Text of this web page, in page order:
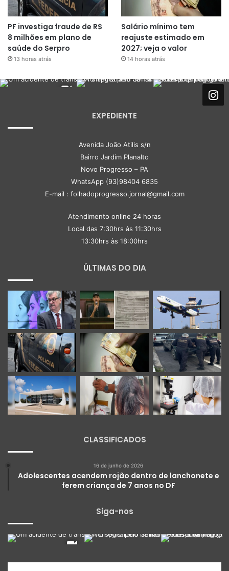
PF investiga fraude de R$
8 milhões em plano de
saúde do Serpro
13 horas atrás
Salário mínimo tem
reajuste estimado em
2027; veja o valor
14 horas atrás
EXPEDIENTE
Avenida João Atilis s/n
Bairro Jardim Planalto
Novo Progresso – PA
WhatsApp (93)98404 6835
E-mail : folhadoprogresso.jornal@gmail.com
Atendimento online 24 horas
Local das 7:30hrs às 11:30hrs
13:30hrs às 18:00hrs
ÚLTIMAS DO DIA
CLASSIFICADOS
16 de junho de 2026
Adolescentes acendem rojão dentro de lanchonete e
ferem criança de 7 anos no DF
Siga-nos